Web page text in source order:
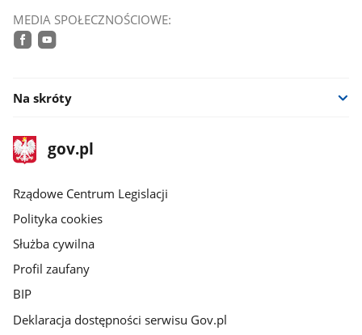
MEDIA SPOŁECZNOŚCIOWE:
Na skróty
stopka
gov.plStrona
gov.pl
Rządowe Centrum Legislacji
Polityka cookies
Służba cywilna
Profil zaufany
BIP
Deklaracja dostępności serwisu Gov.pl